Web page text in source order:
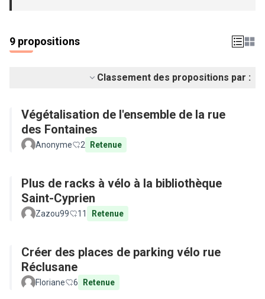
9 propositions
Classement des propositions par :
Végétalisation de l'ensemble de la rue
des Fontaines
Anonyme 2 Retenue
Plus de racks à vélo à la bibliothèque
Saint-Cyprien
Zazou99 11 Retenue
Créer des places de parking vélo rue
Réclusane
Floriane 6 Retenue